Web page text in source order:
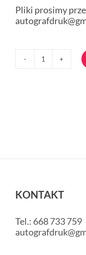
Pliki prosimy
ilość
KONTAKT
Tel.: 668 733 759